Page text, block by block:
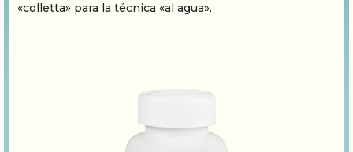
«colletta» para la técnica «al agua».